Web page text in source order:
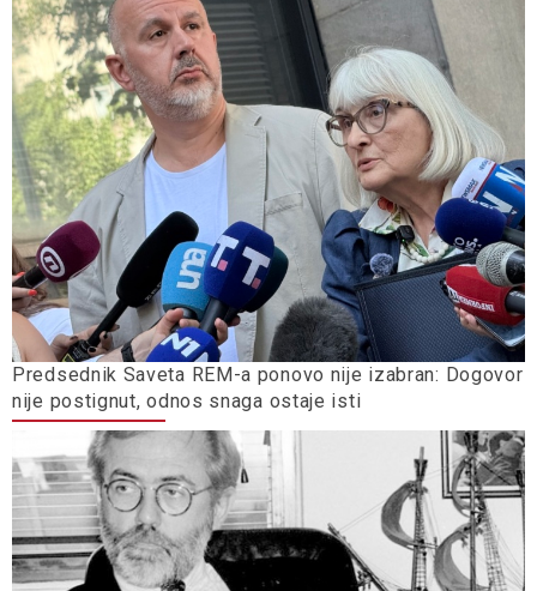
Predsednik Saveta REM-a ponovo nije izabran: Dogovor
nije postignut, odnos snaga ostaje isti